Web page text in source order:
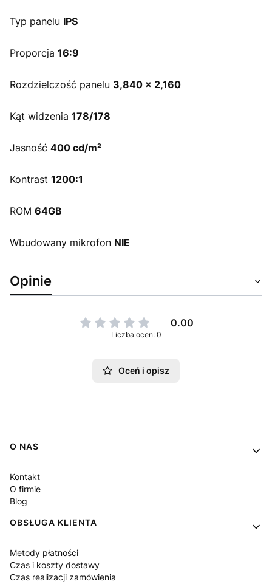
Typ panelu IPS
Proporcja 16:9
Rozdzielczość panelu 3,840 x 2,160
Kąt widzenia 178/178
Jasność 400 cd/m²
Kontrast 1200:1
ROM 64GB
Wbudowany mikrofon NIE
Opinie
0.00
Liczba ocen: 0
Oceń i opisz
Linki w stopce
O NAS
Kontakt
O firmie
Blog
OBSŁUGA KLIENTA
Metody płatności
Czas i koszty dostawy
Czas realizacji zamówienia